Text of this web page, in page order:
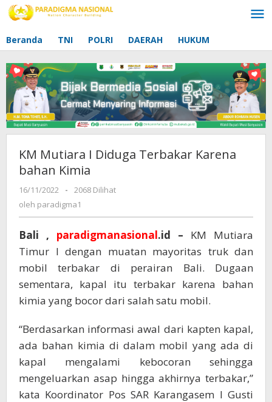
Lewati
ke
Beranda TNI POLRI DAERAH HUKUM
KM Mutiara I Diduga Terbakar Karena
bahan Kimia
16/11/2022
oleh
paradigma1
-
2068 Dilihat
oleh paradigma1
Bali , paradigmanasional.id – KM Mutiara
Timur I dengan muatan mayoritas truk dan
mobil terbakar di perairan Bali. Dugaan
sementara, kapal itu terbakar karena bahan
kimia yang bocor dari salah satu mobil.
“Berdasarkan informasi awal dari kapten kapal,
ada bahan kimia di dalam mobil yang ada di
kapal mengalami kebocoran sehingga
mengeluarkan asap hingga akhirnya terbakar,”
kata Koordinator Pos SAR Karangasem I Gusti